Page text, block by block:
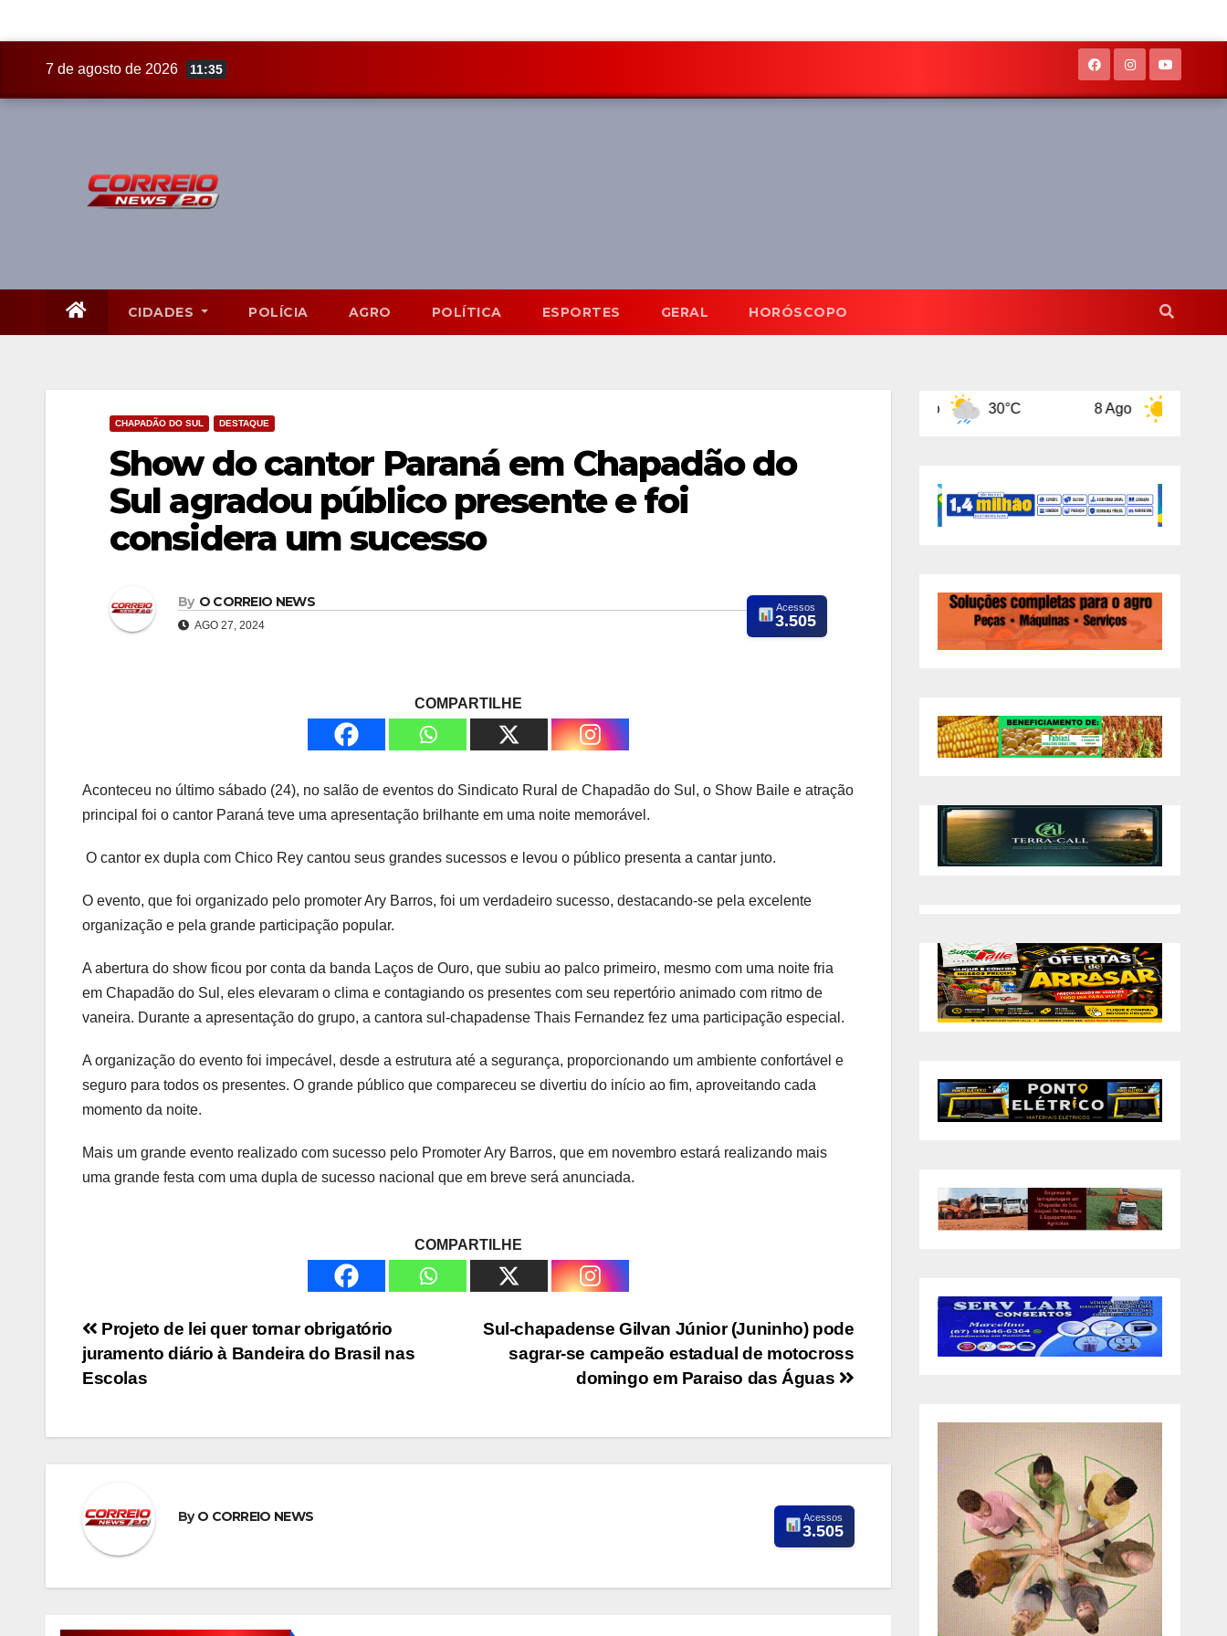
7 de agosto de 2026 11:35
CIDADES POLÍCIA AGRO POLÍTICA ESPORTES GERAL HORÓSCOPO
CHAPADÃO DO SUL DESTAQUE
Show do cantor Paraná em Chapadão do
Sul agradou público presente e foi
considera um sucesso
By O CORREIO NEWS
AGO 27, 2024
Acessos
3.505
COMPARTILHE
Aconteceu no último sábado (24), no salão de eventos do Sindicato Rural de Chapadão do Sul, o Show Baile e atração
principal foi o cantor Paraná teve uma apresentação brilhante em uma noite memorável.
O cantor ex dupla com Chico Rey cantou seus grandes sucessos e levou o público presenta a cantar junto.
O evento, que foi organizado pelo promoter Ary Barros, foi um verdadeiro sucesso, destacando-se pela excelente
organização e pela grande participação popular.
A abertura do show ficou por conta da banda Laços de Ouro, que subiu ao palco primeiro, mesmo com uma noite fria
em Chapadão do Sul, eles elevaram o clima e contagiando os presentes com seu repertório animado com ritmo de
vaneira. Durante a apresentação do grupo, a cantora sul-chapadense Thais Fernandez fez uma participação especial.
A organização do evento foi impecável, desde a estrutura até a segurança, proporcionando um ambiente confortável e
seguro para todos os presentes. O grande público que compareceu se divertiu do início ao fim, aproveitando cada
momento da noite.
Mais um grande evento realizado com sucesso pelo Promoter Ary Barros, que em novembro estará realizando mais
uma grande festa com uma dupla de sucesso nacional que em breve será anunciada.
COMPARTILHE
Navegação
de
Sul-chapadense Gilvan Júnior (Juninho) pode
sagrar-se campeão estadual de motocross
domingo em Paraiso das Águas
Projeto de lei quer tornar obrigatório
juramento diário à Bandeira do Brasil nas
Escolas
ByO CORREIO NEWS Acessos
3.505
30°C 32°C